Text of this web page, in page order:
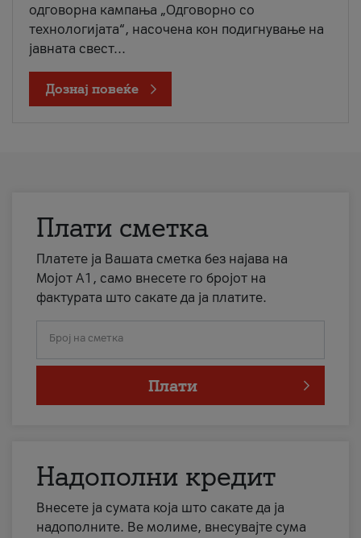
одговорна кампања „Одговорно со
технологијата“, насочена кон подигнување на
јавната свест...
Дознај повеќе
Плати сметка
Платете ја Вашата сметка без најава на
Мојот А1, само внесете го бројот на
фактурата што сакате да ја платите.
Број на сметка
Плати
Надополни кредит
Внесете ја сумата која што сакате да ја
надополните. Ве молиме, внесувајте сума